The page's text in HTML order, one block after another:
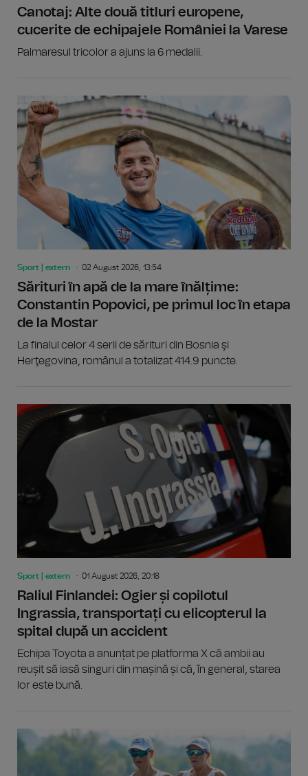
Canotaj: Alte două titluri europene,
cucerite de echipajele României la Varese
Palmaresul tricolor a ajuns la 6 medalii.
Sport | extern 02 August 2026, 13:54
Sărituri în apă de la mare înălțime:
Constantin Popovici, pe primul loc în etapa
de la Mostar
La finalul celor 4 serii de sărituri din Bosnia şi
Herţegovina, românul a totalizat 414.9 puncte.
Sport | extern 01 August 2026, 20:18
Raliul Finlandei: Ogier și copilotul
Ingrassia, transportați cu elicopterul la
spital după un accident
Echipa Toyota a anunțat pe platforma X că ambii au
reușit să iasă singuri din mașină și că, în general, starea
lor este bună.